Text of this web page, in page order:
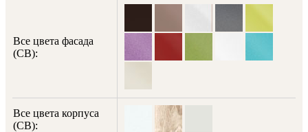
Все цвета фасада
(СВ):
Все цвета корпуса
(СВ):